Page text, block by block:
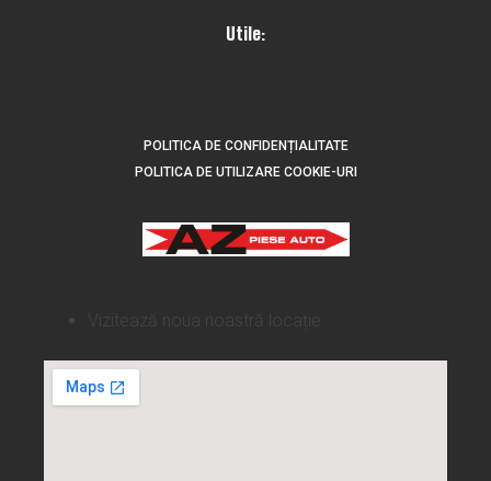
Utile:
Vizitează noua noastră locație
POLITICA DE CONFIDENȚIALITATE
POLITICA DE UTILIZARE COOKIE-URI